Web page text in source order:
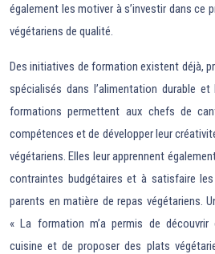
également les motiver à s’investir dans ce
végétariens de qualité.
Des initiatives de formation existent déjà,
spécialisés dans l’alimentation durable
formations permettent aux chefs de
compétences et de développer leur
végétariens. Elles leur apprennent
contraintes budgétaires et à satisfaire
parents en matière de repas végétariens.
« La formation m’a permis de découvrir
cuisine et de proposer des plats